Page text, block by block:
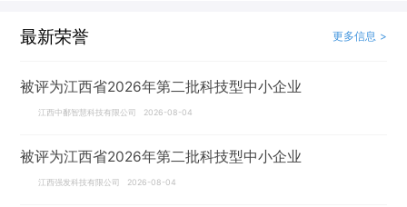
最新荣誉 更多信息 >
被评为江西省2026年第二批科技型中小企业
江西中鄱智慧科技有限公司 2026-08-04
被评为江西省2026年第二批科技型中小企业
江西强发科技有限公司 2026-08-04